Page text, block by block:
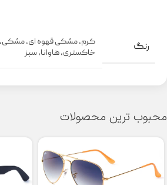
رنگ کرم,مشکی قهوه ای,مشکی,
خاکستری,هاوانا, سبز
محبوب ترین محصولات